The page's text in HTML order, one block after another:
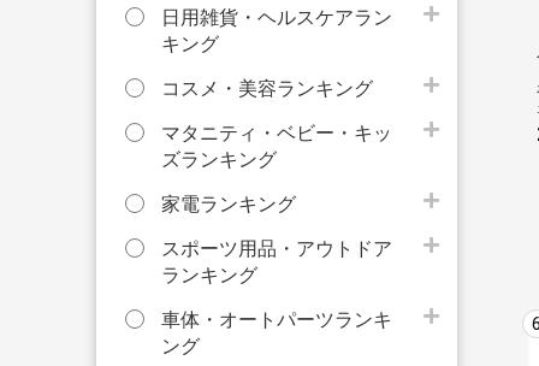
日用雑貨・ヘルスケアラン
キング
コスメ・美容ランキング
マタニティ・ベビー・キッ
ズランキング
家電ランキング
スポーツ用品・アウトドア
ランキング
車体・オートパーツランキ
ング